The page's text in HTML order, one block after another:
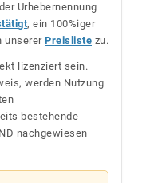
Urhebernennung
, ein 100%iger
unserer Preisliste zu.
lizenziert sein.
werden Nutzung
bestehende
nachgewiesen